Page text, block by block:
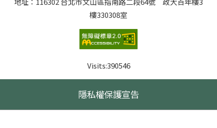
樓330308室
Visits:390546
隱私權保護宣告